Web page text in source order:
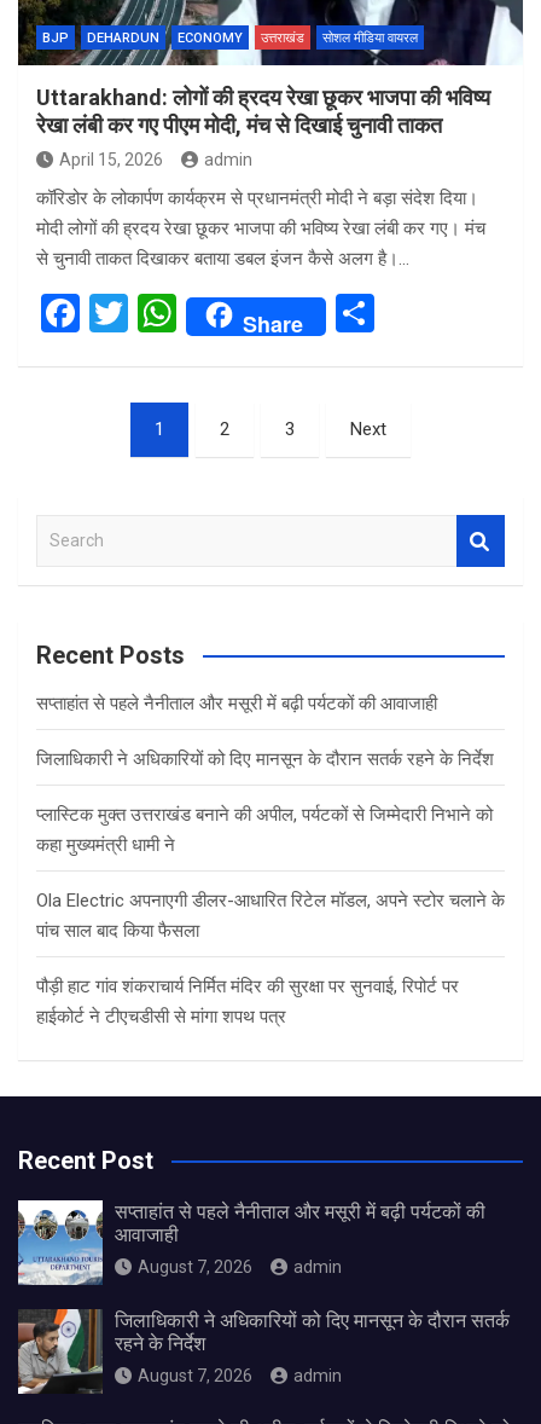
BJP DEHARDUN ECONOMY उत्तराखंड सोशल मीडिया वायरल
Uttarakhand: लोगों की ह्रदय रेखा छूकर भाजपा की भविष्य
रेखा लंबी कर गए पीएम मोदी, मंच से दिखाई चुनावी ताकत
April 15, 2026 admin
कॉरिडोर के लोकार्पण कार्यक्रम से प्रधानमंत्री मोदी ने बड़ा संदेश दिया।
मोदी लोगों की ह्रदय रेखा छूकर भाजपा की भविष्य रेखा लंबी कर गए। मंच
से चुनावी ताकत दिखाकर बताया डबल इंजन कैसे अलग है।…
F
k
T
tt
er
W
h
at
A
Share
e
pagination
1 2 3 Next
a
c
Recent Posts
सप्ताहांत से पहले नैनीताल और मसूरी में बढ़ी पर्यटकों की आवाजाही
जिलाधिकारी ने अधिकारियों को दिए मानसून के दौरान सतर्क रहने के निर्देश
प्लास्टिक मुक्त उत्तराखंड बनाने की अपील, पर्यटकों से जिम्मेदारी निभाने को
कहा मुख्यमंत्री धामी ने
Ola Electric अपनाएगी डीलर-आधारित रिटेल मॉडल, अपने स्टोर चलाने के
पांच साल बाद किया फैसला
पौड़ी हाट गांव शंकराचार्य निर्मित मंदिर की सुरक्षा पर सुनवाई, रिपोर्ट पर
हाईकोर्ट ने टीएचडीसी से मांगा शपथ पत्र
Recent Post
सप्ताहांत से पहले नैनीताल और मसूरी में बढ़ी पर्यटकों की
आवाजाही
August 7, 2026 admin
जिलाधिकारी ने अधिकारियों को दिए मानसून के दौरान सतर्क
रहने के निर्देश
August 7, 2026 admin